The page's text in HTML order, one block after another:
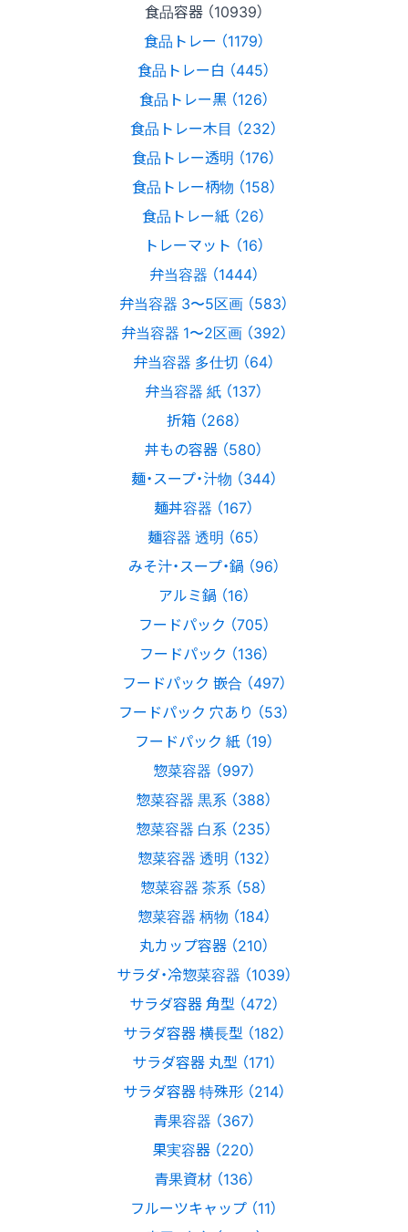
食品容器 （10939）
食品トレー （1179）
食品トレー白 （445）
食品トレー黒 （126）
食品トレー木目 （232）
食品トレー透明 （176）
食品トレー柄物 （158）
食品トレー紙 （26）
トレーマット （16）
弁当容器 （1444）
弁当容器 3〜5区画 （583）
弁当容器 1〜2区画 （392）
弁当容器 多仕切 （64）
弁当容器 紙 （137）
折箱 （268）
丼もの容器 （580）
麺・スープ・汁物 （344）
麺丼容器 （167）
麺容器 透明 （65）
みそ汁・スープ・鍋 （96）
アルミ鍋 （16）
フードパック （705）
フードパック （136）
フードパック 嵌合 （497）
フードパック 穴あり （53）
フードパック 紙 （19）
惣菜容器 （997）
惣菜容器 黒系 （388）
惣菜容器 白系 （235）
惣菜容器 透明 （132）
惣菜容器 茶系 （58）
惣菜容器 柄物 （184）
丸カップ容器 （210）
サラダ・冷惣菜容器 （1039）
サラダ容器 角型 （472）
サラダ容器 横長型 （182）
サラダ容器 丸型 （171）
サラダ容器 特殊形 （214）
青果容器 （367）
果実容器 （220）
青果資材 （136）
フルーツキャップ （11）